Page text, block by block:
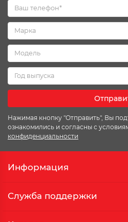
Нажимая кнопку "Отправить", Вы
ознакомились и согласны с
конфиденциальности
Информация
Служба поддержки